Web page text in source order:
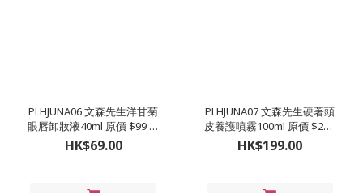
PLHJUNA06 文森先生洋甘菊
眼唇卸妝液40ml 原價 $99 直
播價$69
HK$69.00
PLHJUNA07 文森先生硬著頭
皮養護噴霧100ml 原價 $279
直播價$199
HK$199.00